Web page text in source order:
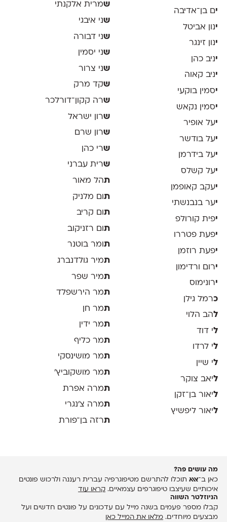
ים בן־אדיבה
ינון אביטל
ינון זינגר
יניב כהן
יניב קאוה
יסמין בוקעי
יסמין נקאש
יעל אופיר
יעל בודשר
יעל בידרמן
יעל קשלס
יעקב קאופמן
יער בנבנשתי
יפית קורולפ
יפעת פטררו
יפעת רוזמן
ירום ורדימון
ירונימוס
כרמל גילן
להב הלוי
לי דוד
לי לרדו
לי שיין
ליאב צוקר
ליאור בן־זקן
ליאור ליפשיץ
שמרית אלקנתי
שני איבגי
שני דבורה
שני יסמין
שני צרור
שקד מרק
שרה קקון־דורלכר
שרון ישראל
שרון שרם
שרי כהן
שרית עברני
תהל מאור
תום מלניק
ת ום קריב
ת ום רזניקוב
תומר בוטנר
תמיר גולדנברג
תמיר שפר
תמר הירשפלד
תמר חן
תמר ידין
תמר כליף
תמר מושינסקי
תמר מושקוביץ'
תמרה אפרת
תמרה צ׳נגרי
תרזה בן־פורת
מה עושים פה?
כאן ב־אאאתוכלו להתרשם מטיפוגרפיה עברית רעננה ולרכוש פונטים
איכותיים שעיצבו טיפוגרפים עצמאיים. קראו עוד
הניוזלטר השווה
קבלו מספר פעמים בשנה מייל עם עדכונים על פונטים חדשים ועל
מבצעים מיוחדים. מלאו את המייל כאן